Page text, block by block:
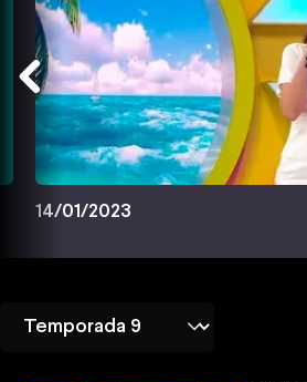
14/01/2023